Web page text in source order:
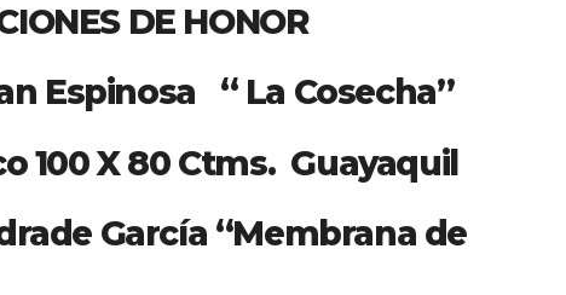
HONOR
“ La Cosecha”
Ctms. Guayaquil
“Membrana de